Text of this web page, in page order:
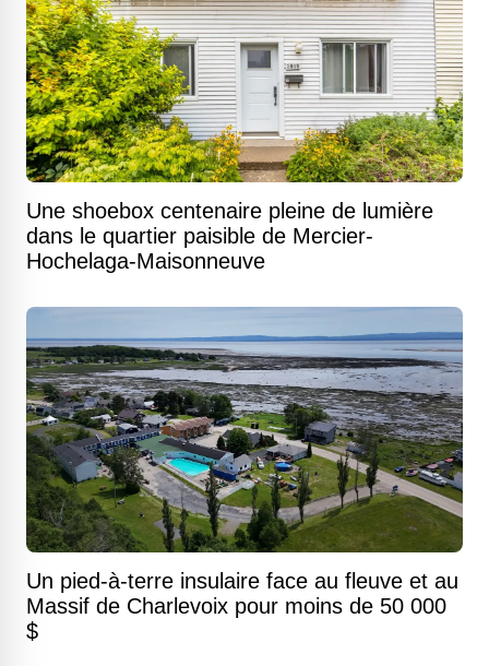
Une shoebox centenaire pleine de lumière
dans le quartier paisible de Mercier-
Hochelaga-Maisonneuve
Un pied-à-terre insulaire face au fleuve et au
Massif de Charlevoix pour moins de 50 000
$